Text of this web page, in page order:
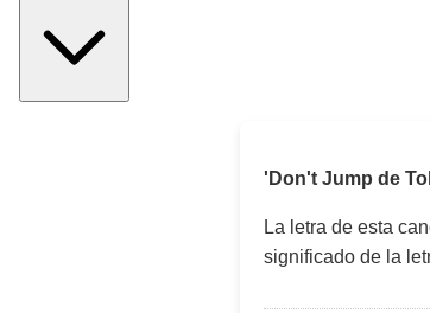
'Don't Jump de
La letra de esta
significado de la